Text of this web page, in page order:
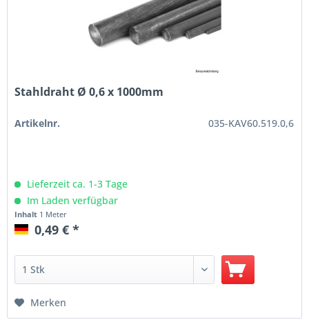
Stahldraht Ø 0,6 x 1000mm
Artikelnr. 035-KAV60.519.0,6
Lieferzeit ca. 1-3 Tage
Im Laden verfügbar
Inhalt 1 Meter
0,49 € *
Merken